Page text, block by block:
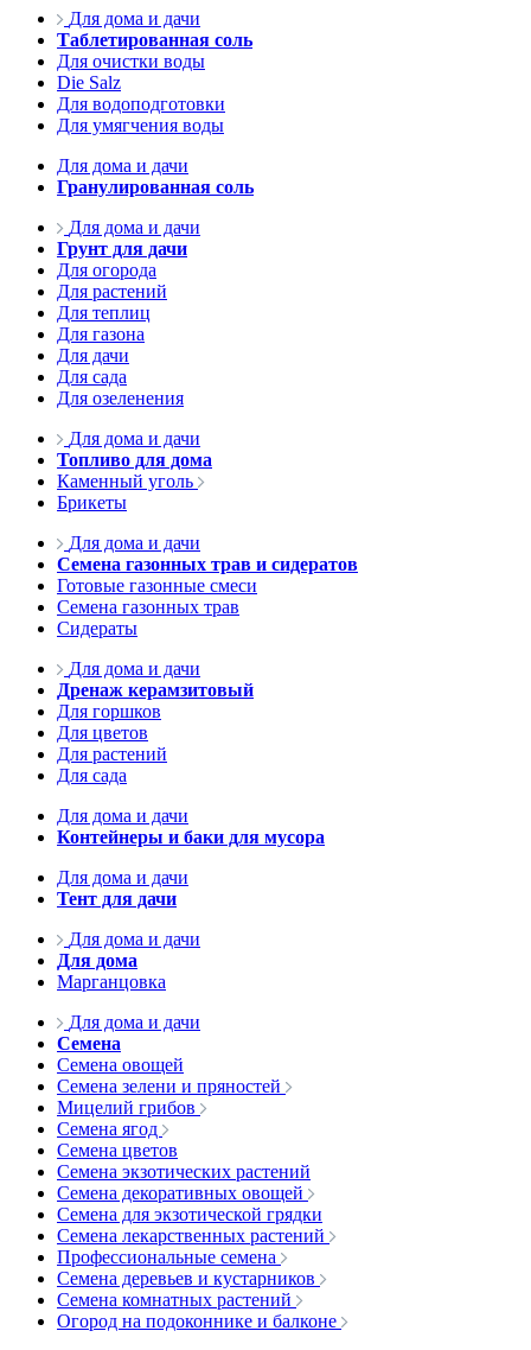
Для дома и дачи
Таблетированная соль
Для очистки воды
Die Salz
Для водоподготовки
Для умягчения воды
Для дома и дачи
Гранулированная соль
Для дома и дачи
Грунт для дачи
Для огорода
Для растений
Для теплиц
Для газона
Для дачи
Для сада
Для озеленения
Для дома и дачи
Топливо для дома
Каменный уголь
Брикеты
Для дома и дачи
Семена газонных трав и сидератов
Готовые газонные смеси
Семена газонных трав
Сидераты
Для дома и дачи
Дренаж керамзитовый
Для горшков
Для цветов
Для растений
Для сада
Для дома и дачи
Контейнеры и баки для мусора
Для дома и дачи
Тент для дачи
Для дома и дачи
Для дома
Марганцовка
Для дома и дачи
Семена
Семена овощей
Семена зелени и пряностей
Мицелий грибов
Семена ягод
Семена цветов
Семена экзотических растений
Семена декоративных овощей
Семена для экзотической грядки
Семена лекарственных растений
Профессиональные семена
Семена деревьев и кустарников
Семена комнатных растений
Огород на подоконнике и балконе